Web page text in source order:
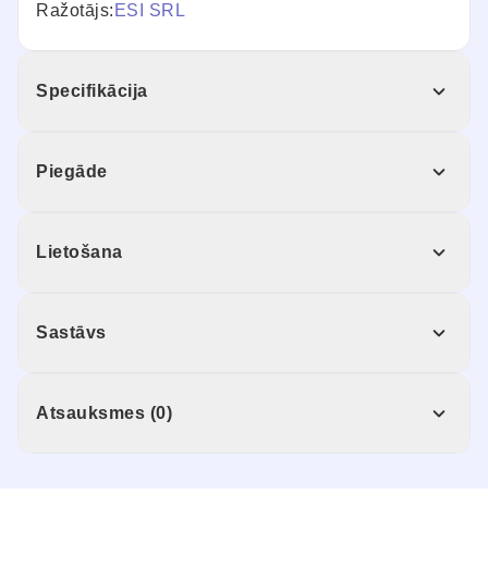
Ražotājs: ESI SRL
Specifikācija
Piegāde
Lietošana
Sastāvs
Atsauksmes (0)